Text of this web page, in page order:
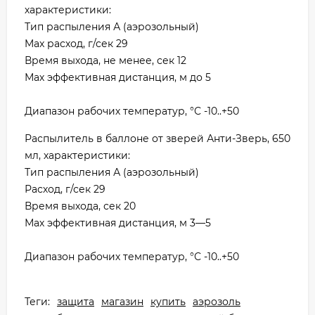
характеристики:
Тип распыления А (аэрозольный)
Max расход, г/сек 29
Время выхода, не менее, сек 12
Мах эффективная дистанция, м до 5
Диапазон рабочих температур, °С -10..+50
Распылитель в баллоне от зверей Анти-Зверь, 650
мл, характеристики:
Тип распыления А (аэрозольный)
Расход, г/сек 29
Время выхода, сек 20
Мах эффективная дистанция, м 3—5
Диапазон рабочих температур, °С -10..+50
Теги: защита магазин купить аэрозоль